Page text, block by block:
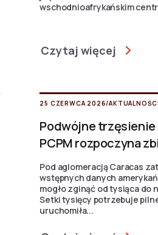
wschodnioafrykańskim
Czytaj więcej
25 CZERWCA 2026/AKTUALNOŚCI
Podwójne trzęsienie
PCPM rozpoczyna
Pod aglomeracją Caracas
wstępnych danych
mogło zginąć od tysiąca do
Setki tysięcy potrzebuje
uruchomiła...